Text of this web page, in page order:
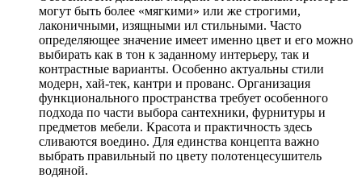
могут быть более «мягкими» или же строгими,
лаконичными, изящными ил стильными. Часто
определяющее значение имеет именно цвет и его можно
выбирать как в тон к заданному интерьеру, так и
контрастные варианты. Особенно актуальны стили
модерн, хай-тек, кантри и прованс. Организация
функционального пространства требует особенного
подхода по части выбора сантехники, фурнитуры и
предметов мебели. Красота и практичность здесь
сливаются воедино. Для единства концепта важно
выбрать правильный по цвету полотенцесушитель
водяной.